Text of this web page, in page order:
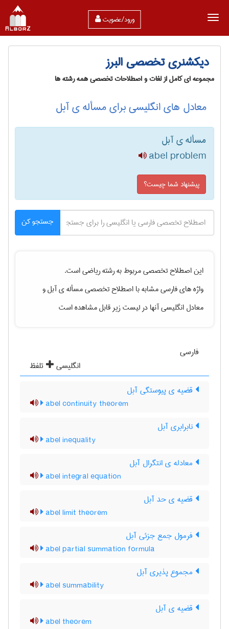
ورود/عضویت
دیکشنری تخصصی البرز
مجموعه ای کامل از لغات و اصطلاحات تخصصی همه رشته ها
معادل های انگلیسی برای مسأله ی آبل
مسأله ی آبل
abel problem
پیشنهاد شما چیست؟
جستجو کن
این اصطلاح تخصصی مربوط به رشتهرياضیاست.
واژه های فارسی مشابه با اصطلاح تخصصیمسأله ی آبلو
معادل انگلیسی آنها در لیست زیر قابل مشاهده است
فارسی
انگلیسی
تلفظ
قضیه ی پیوستگی آبل
abel continuity theorem
نابرابری آبل
abel inequality
معادله ی انتگرال آبل
abel integral equation
قضیه ی حد آبل
abel limit theorem
فرمول جمع جزئی آبل
abel partial summation formula
مجموع پذیری آبل
abel summability
قضیه ی آبل
abel theorem